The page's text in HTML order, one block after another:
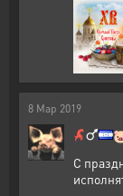
8 Мар 2019
С